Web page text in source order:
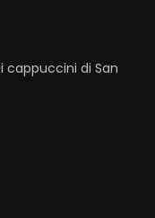
di San